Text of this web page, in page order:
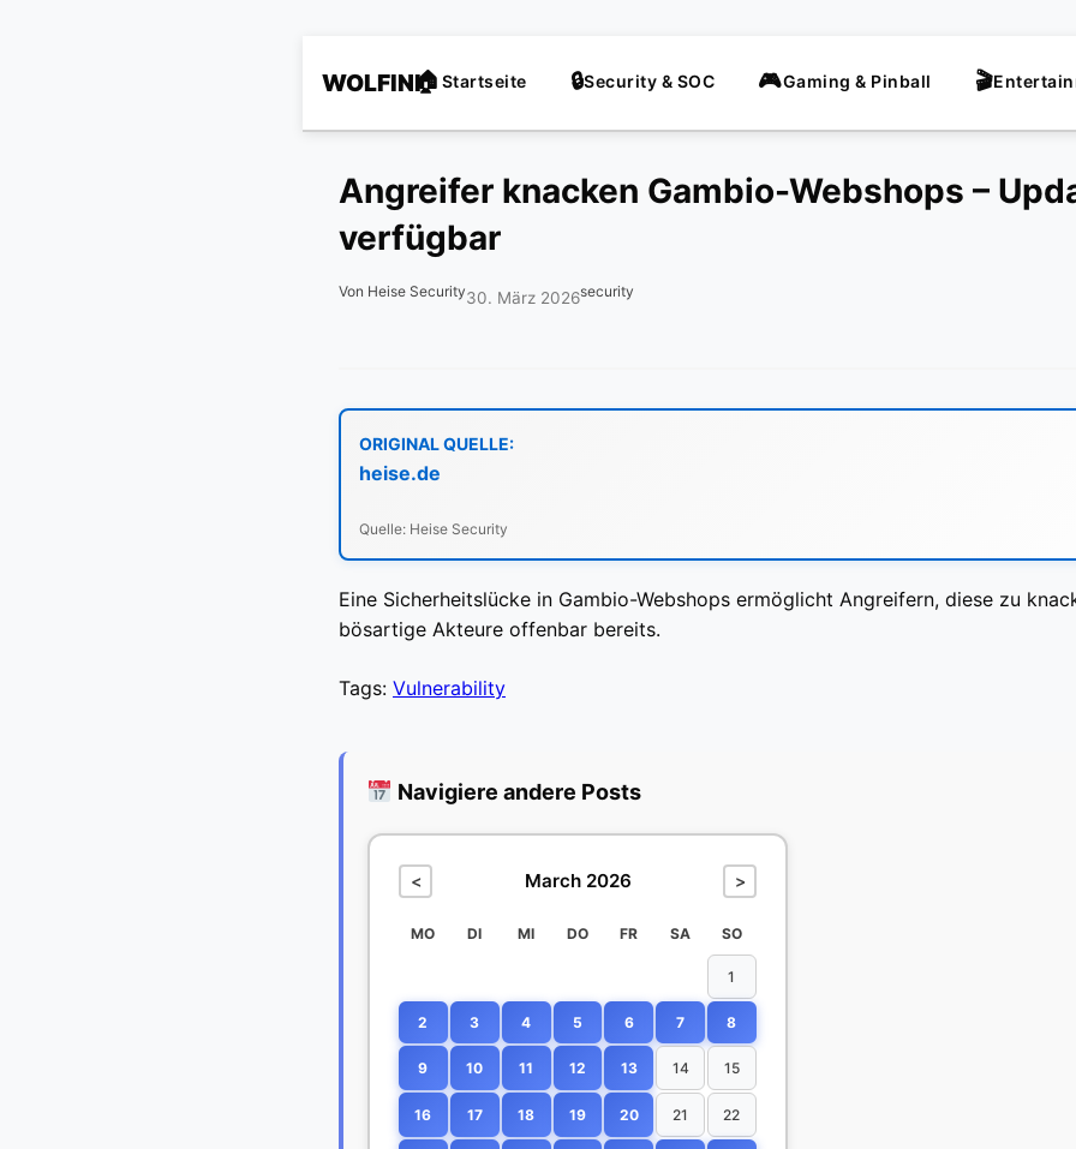
WOLFINI Startseite Security & SOC Gaming & Pinball
Angreifer knacken Gambio-Webshops –
verfügbar
Von Heise Security30. März 2026security
ORIGINAL QUELLE:
heise.de
Quelle: Heise Security
Eine Sicherheitslücke in Gambio-Webshops ermöglicht Angreifern, diese zu
bösartige Akteure offenbar bereits.
Tags: Vulnerability
Navigiere andere Posts
< March 2026 >
MO DI MI DO FR SA SO
1
2 3 4 5 6 7 8
9 10 11 12 13 14 15
16 17 18 19 20 21 22